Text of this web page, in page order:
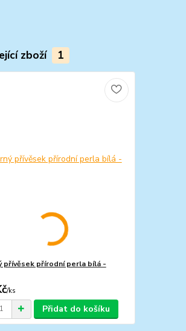
zboží 1
přívěsek přírodní perla bílá -
/ks
Přidat do košíku